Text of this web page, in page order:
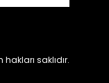
saklıdır.